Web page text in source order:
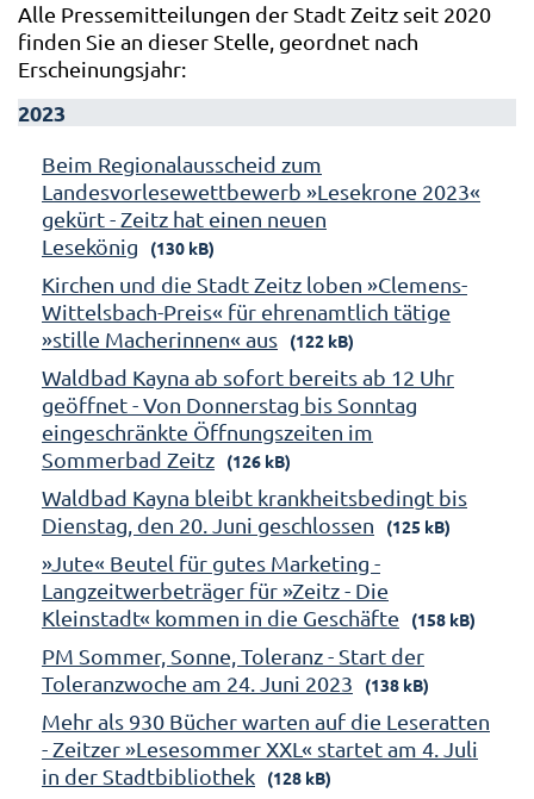
Alle Pressemitteilungen der Stadt Zeitz seit 2020
finden Sie an dieser Stelle, geordnet nach
Erscheinungsjahr:
2023
Beim Regionalausscheid zum
Landesvorlesewettbewerb »Lesekrone 2023«
gekürt - Zeitz hat einen neuen
Lesekönig
(130 kB)
Kirchen und die Stadt Zeitz loben »Clemens-
Wittelsbach-Preis« für ehrenamtlich tätige
»stille Macherinnen« aus
(122 kB)
Waldbad Kayna ab sofort bereits ab 12 Uhr
geöffnet - Von Donnerstag bis Sonntag
eingeschränkte Öffnungszeiten im
Sommerbad Zeitz
(126 kB)
Waldbad Kayna bleibt krankheitsbedingt bis
Dienstag, den 20. Juni geschlossen
(125 kB)
»Jute« Beutel für gutes Marketing -
Langzeitwerbeträger für »Zeitz - Die
Kleinstadt« kommen in die Geschäfte
(158 kB)
PM Sommer, Sonne, Toleranz - Start der
Toleranzwoche am 24. Juni 2023
(138 kB)
Mehr als 930 Bücher warten auf die Leseratten
- Zeitzer »Lesesommer XXL« startet am 4. Juli
in der Stadtbibliothek
(128 kB)